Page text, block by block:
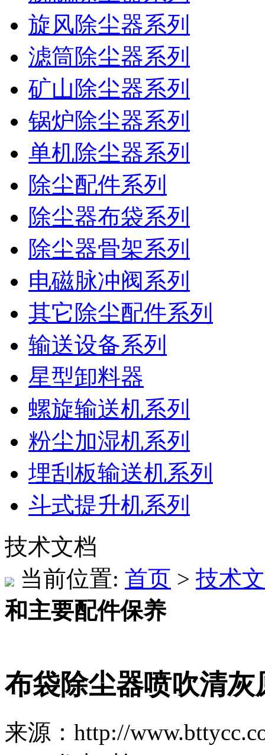
旋风除尘器系列
滤筒除尘器系列
矿山除尘器系列
锅炉除尘器系列
单机除尘器系列
除尘配件系列
除尘器布袋系列
除尘器骨架系列
电磁脉冲阀系列
其它除尘配件系列
输送设备系列
星型卸料器
螺旋输送机系列
粉尘加湿机系列
埋刮板输送机系列
斗式提升机系列
技术文档
当前位置: 首页 > 技术
和主要配件保养
布袋除尘器喷吹清
来源：http://